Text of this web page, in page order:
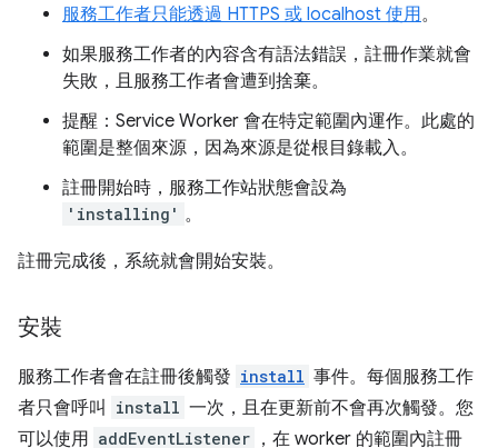
服務工作者只能透過 HTTPS 或 localhost 使用。
如果服務工作者的內容含有語法錯誤，註冊作業就會
失敗，且服務工作者會遭到捨棄。
提醒：Service Worker 會在特定範圍內運作。此處的
範圍是整個來源，因為來源是從根目錄載入。
註冊開始時，服務工作站狀態會設為
'installing' 。
註冊完成後，系統就會開始安裝。
安裝
服務工作者會在註冊後觸發 install 事件。每個服務工作
者只會呼叫
install 一次，且在更新前不會再次觸發。您
可以使用 addEventListener ，在 worker 的範圍內註冊